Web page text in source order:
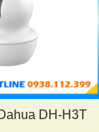
DH-H3T